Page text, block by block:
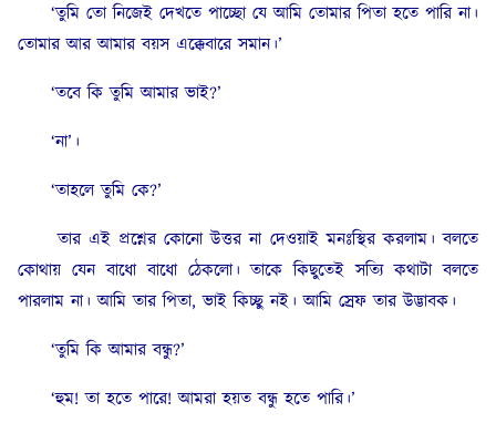
‘তুমি তো নিজেই দেখতে পাচ্ছো যে আমি তোমার পিতা হতে পারি না।
তোমার আর আমার বয়স এক্কেবারে সমান।’
‘তবে কি তুমি আমার ভাই?’
‘না’।
‘তাহলে তুমি কে?’
তার এই প্রশ্নের কোনো উত্তর না দেওয়াই মনঃস্থির করলাম। বলতে
কোথায় যেন বাধো বাধো ঠেকলো। তাকে কিছুতেই সত্যি কথাটা বলতে
পারলাম না। আমি তার পিতা, ভাই কিচ্ছু নই। আমি স্রেফ তার উদ্ভাবক।
‘তুমি কি আমার বন্ধু?’
‘হুম! তা হতে পারে! আমরা হয়ত বন্ধু হতে পারি।’